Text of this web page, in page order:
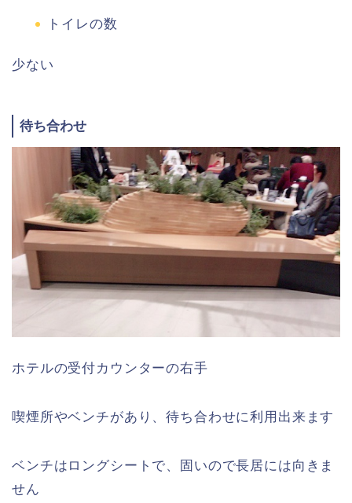
トイレの数
少ない
待ち合わせ
ホテルの受付カウンターの右手
喫煙所やベンチがあり、待ち合わせに利用出来ます
ベンチはロングシートで、固いので長居には向きま
せん